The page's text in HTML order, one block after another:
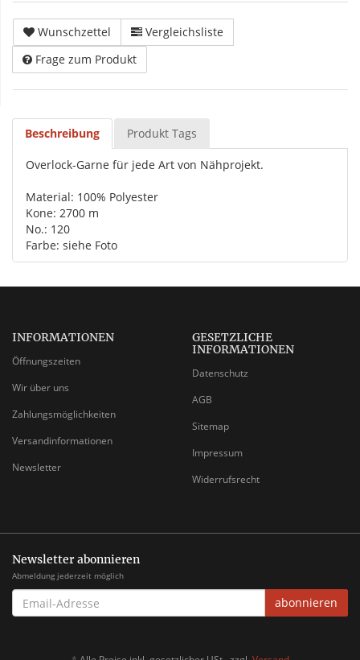
Wunschzettel
Vergleichsliste
Frage zum Produkt
Beschreibung Produkt Tags
Overlock-Garne für jede Art von Nähprojekt.
Material: 100% Polyester
Kone: 2700 m
No.: 120
Farbe: siehe Foto
INFORMATIONEN
Öffnungszeiten
Wir über uns
Zahlungsmöglichkeiten
Versandinformationen
Newsletter
GESETZLICHE
INFORMATIONEN
Datenschutz
AGB
Sitemap
Impressum
Widerrufsrecht
Newsletter abonnieren
Abmeldung jederzeit möglich
EMAIL-
ADRESSE
abonnieren